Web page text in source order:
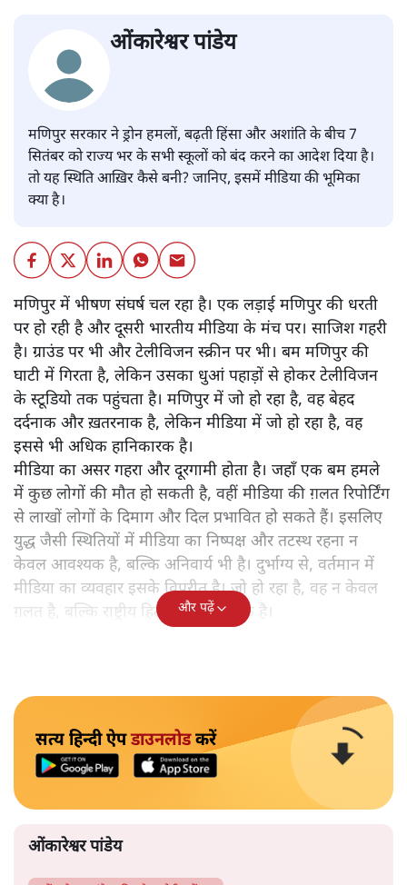
ओंकारेश्वर पांडेय
मणिपुर सरकार ने ड्रोन हमलों, बढ़ती हिंसा और अशांति के बीच 7
सितंबर को राज्य भर के सभी स्कूलों को बंद करने का आदेश दिया है।
तो यह स्थिति आख़िर कैसे बनी? जानिए, इसमें मीडिया की भूमिका
क्या है।
मणिपुर में भीषण संघर्ष चल रहा है। एक लड़ाई मणिपुर की धरती
पर हो रही है और दूसरी भारतीय मीडिया के मंच पर। साजिश गहरी
है। ग्राउंड पर भी और टेलीविजन स्क्रीन पर भी। बम मणिपुर की
घाटी में गिरता है, लेकिन उसका धुआं पहाड़ों से होकर टेलीविजन
के स्टूडियो तक पहुंचता है। मणिपुर में जो हो रहा है, वह बेहद
दर्दनाक और ख़तरनाक है, लेकिन मीडिया में जो हो रहा है, वह
इससे भी अधिक हानिकारक है।
मीडिया का असर गहरा और दूरगामी होता है। जहाँ एक बम हमले
में कुछ लोगों की मौत हो सकती है, वहीं मीडिया की ग़लत रिपोर्टिंग
से लाखों लोगों के दिमाग और दिल प्रभावित हो सकते हैं। इसलिए
युद्ध जैसी स्थितियों में मीडिया का निष्पक्ष और तटस्थ रहना न
केवल आवश्यक है, बल्कि अनिवार्य भी है। दुर्भाग्य से, वर्तमान में
मीडिया का व्यवहार इसके विपरीत है। जो हो रहा है, वह न केवल
ग़लत है, बल्कि राष्ट्रीय हितों के भी ख़िलाफ़ है।
और पढ़ें
सत्य हिन्दी ऐपडाउनलोडकरें
ओंकारेश्वर पांडेय